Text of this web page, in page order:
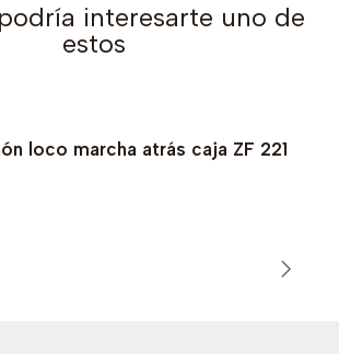
interesarte uno de
estos
loco marcha atrás caja ZF 221